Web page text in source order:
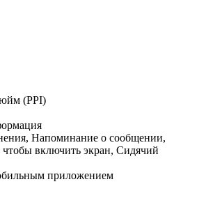
(PPI)
Напоминание о сообщении,
чтобы включить экран, Сидячий
приложением